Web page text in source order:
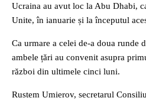
Ucraina au avut loc la Abu Dhabi,
Unite, în ianuarie și la începutul
Ca urmare a celei de-a doua runde
ambele țări au convenit asupra
război din ultimele cinci luni.
Rustem Umierov, secretarul